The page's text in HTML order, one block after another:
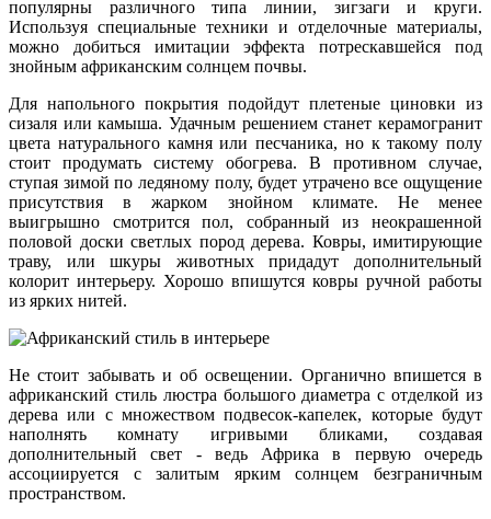
популярны различного типа линии, зигзаги и круги.
Используя специальные техники и отделочные материалы,
можно добиться имитации эффекта потрескавшейся под
знойным африканским солнцем почвы.
Для напольного покрытия подойдут плетеные циновки из
сизаля или камыша. Удачным решением станет керамогранит
цвета натурального камня или песчаника, но к такому полу
стоит продумать систему обогрева. В противном случае,
ступая зимой по ледяному полу, будет утрачено все ощущение
присутствия в жарком знойном климате. Не менее
выигрышно смотрится пол, собранный из неокрашенной
половой доски светлых пород дерева. Ковры, имитирующие
траву, или шкуры животных придадут дополнительный
колорит интерьеру. Хорошо впишутся ковры ручной работы
из ярких нитей.
Не стоит забывать и об освещении. Органично впишется в
африканский стиль люстра большого диаметра с отделкой из
дерева или с множеством подвесок-капелек, которые будут
наполнять комнату игривыми бликами, создавая
дополнительный свет - ведь Африка в первую очередь
ассоциируется с залитым ярким солнцем безграничным
пространством.